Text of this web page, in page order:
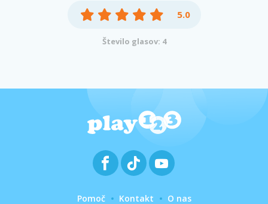
5.0
Število glasov: 4
Pomoč Kontakt O nas